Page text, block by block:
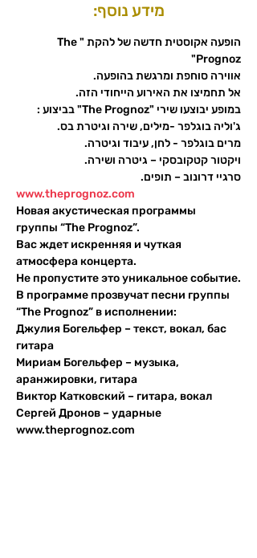
מידע נוסף:
הופעה אקוסטית חדשה של להקת "The
Prognoz"
אווירה סוחפת ומרגשת בהופעה.
אל תחמיצו את האירוע הייחודי הזה.
במופע יבוצעו שירי "The Prognoz" בביצוע :
ג'וליה בוגלפר -מילים, שירה וגיטרת בס.
מרים בוגלפר - לחן, עיבוד וגיטרה.
ויקטור קטקובסקי – גיטרה ושירה.
סרגיי דרונוב – תופים.
www.theprognoz.com
Новая акустическая программы
группы “The Prognoz”.
Вас ждет искренняя и чуткая
атмосфера концерта.
Не пропустите это уникальное событие.
В программе прозвучат песни группы
“The Prognoz” в исполнении:
Джулия Богельфер – текст, вокал, бас
гитара
Мириам Богельфер – музыка,
аранжировки, гитара
Виктор Катковский – гитара, вокал
Сергей Дронов – ударные
www.theprognoz.com